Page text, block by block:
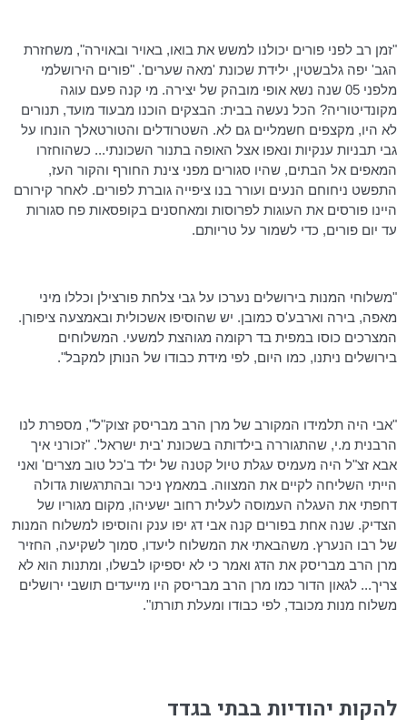
"זמן רב לפני פורים יכולנו למשש את בואו, באויר ובאוירה", משחזרת
הגב' יפהגלבשטין, ילידת שכונת 'מאה שערים'. "פורים הירושלמי
מלפני 05 שנה נשא אופי מובהק של יצירה. מי קנה פעם עוגה
מקונדיטוריה? הכל נעשה בבית: הבצקים הוכנו מבעוד מועד, תנורים
לא היו, מקצפים חשמליים גם לא. השטרודלים והטורטאלך הונחו על
גבי תבניות ענקיות ונאפו אצל האופה בתנור השכונתי... כשהוחזרו
המאפים אל הבתים, שהיו סגורים מפני צינת החורף והקור העז,
התפשט ניחוחם הנעים ועורר בנו ציפייה גוברת לפורים. לאחר קירורם
היינו פורסים את העוגות לפרוסות ומאחסנים בקופסאות פח סגורות
עד יום פורים, כדי לשמור על טריותם.
"משלוחי המנות בירושלים נערכו על גבי צלחתפורצילן וכללו מיני
מאפה, בירה וארבע'ס כמובן. יש שהוסיפו אשכולית ובאמצעה ציפורן.
המצרכים כוסו במפית בד רקומה מגוהצת למשעי. המשלוחים
בירושלים ניתנו, כמו היום, לפי מידת כבודו של הנותן למקבל".
"אבי היה תלמידו המקורב של מרן הרב מבריסק זצוק"ל", מספרת לנו
הרבנית מ.י, שהתגוררה בילדותה בשכונת 'בית ישראל'. "זכורני איך
אבא זצ"ל היה מעמיס עגלת טיול קטנה של ילד ב'כל טוב מצרים' ואני
הייתי השליחה לקיים את המצווה. במאמץ ניכר ובהתרגשות גדולה
דחפתי את העגלה העמוסה לעלית רחוב ישעיהו, מקום מגוריו של
הצדיק. שנה אחת בפורים קנה אבי דג יפו ענק והוסיפו למשלוח המנות
של רבו הנערץ. משהבאתי את המשלוח ליעדו, סמוך לשקיעה, החזיר
מרן הרב מבריסק את הדג ואמר כי לא יספיקו לבשלו, ומתנות הוא לא
צריך... לגאון הדור כמו מרן הרב מבריסק היו מייעדים תושבי ירושלים
משלוח מנות מכובד, לפי כבודו ומעלת תורתו".
להקות יהודיות בבתי בגדד